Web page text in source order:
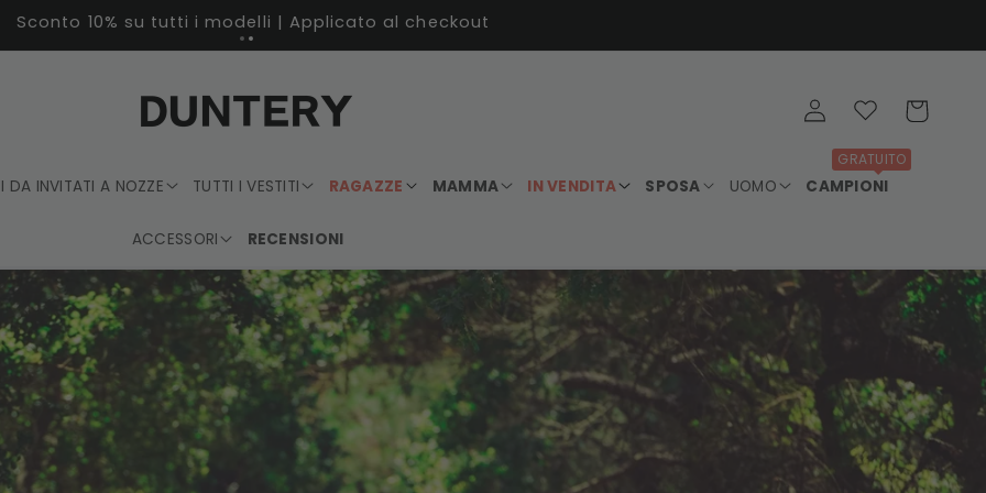
Sconto 10% su tutti i modelli | Applicato al checkout
DA INVITATI A NOZZE TUTTI I VESTITI RAGAZZE MAMMA IN VENDITA SPOSA UOMO CAMPIONI
GRATUITO
ACCESSORI RECENSIONI
Accedi Wishlist Carrello